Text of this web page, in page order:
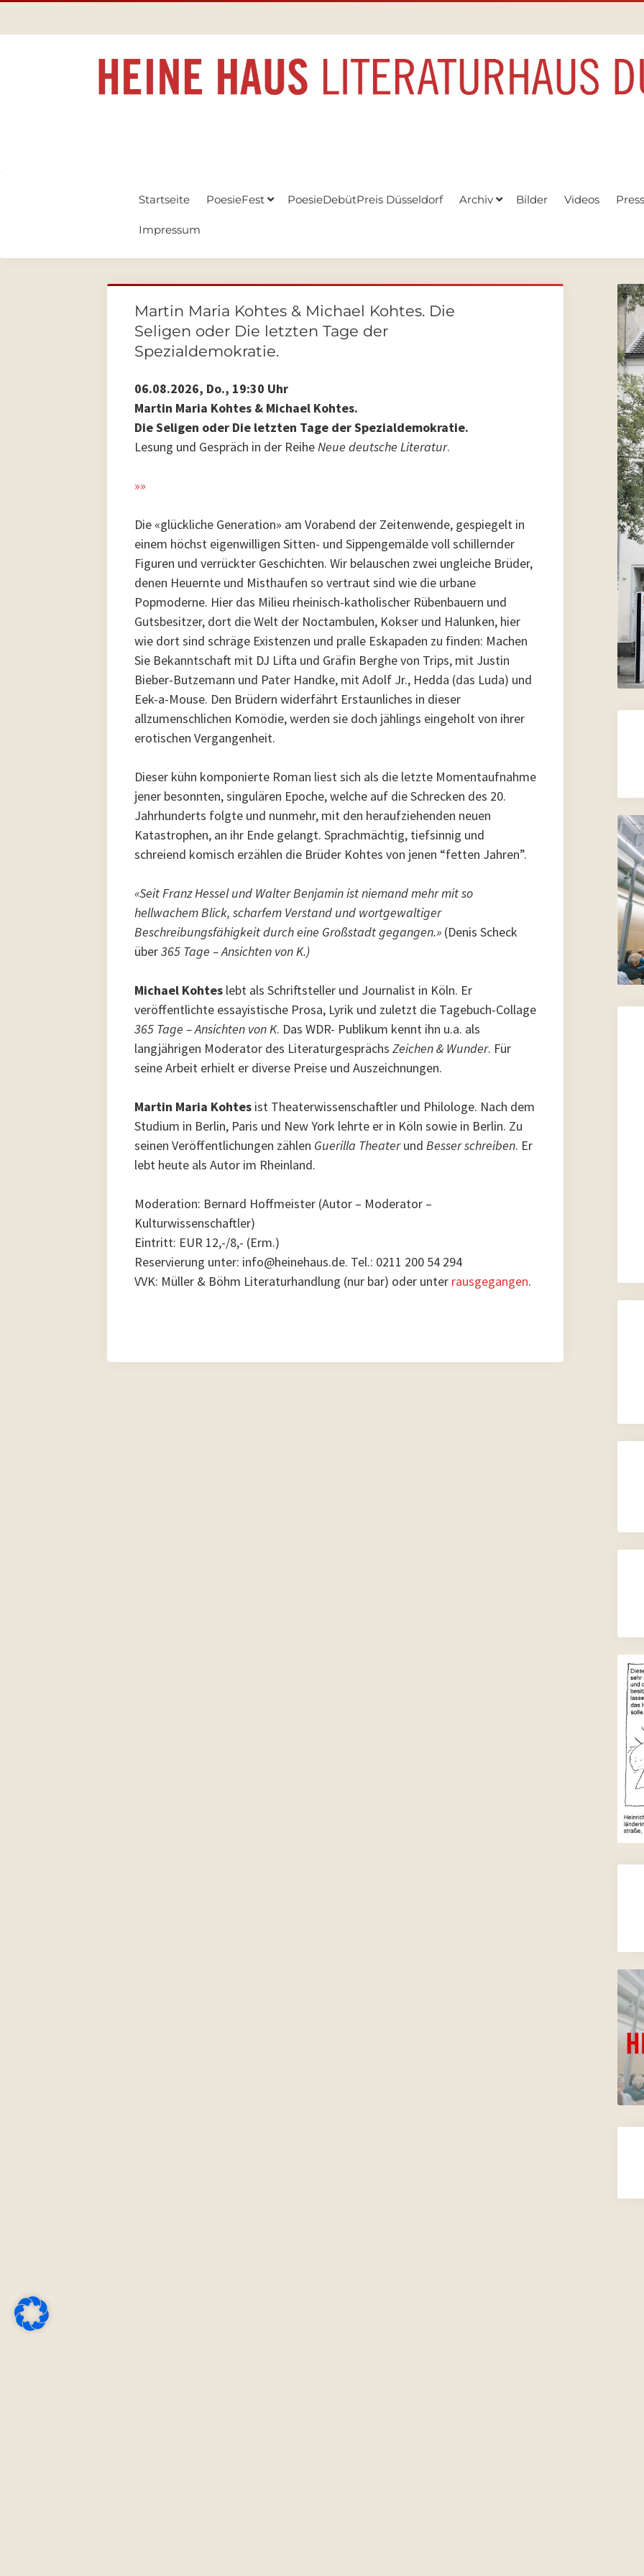
Startseite PoesieFest PoesieDebütPreis Düsseldorf Archiv Bilder Videos
Impressum
Martin Maria Kohtes & Michael Kohtes. Die
Seligen oder Die letzten Tage der
Spezialdemokratie.
06.08.2026, Do., 19:30 Uhr
Martin Maria Kohtes& Michael Kohtes.
Die Seligen oder Die letzten Tage der Spezialdemokratie.
Lesung und Gespräch in der Reihe Neue deutsche Literatur.
»»
Die «glückliche Generation» am Vorabend der Zeitenwende, gespiegelt in
einem höchst eigenwilligen Sitten- und Sippengemälde voll schillernder
Figuren und verrückter Geschichten. Wir belauschen zwei ungleiche Brüder,
denen Heuernte und Misthaufen so vertraut sind wie die urbane
Popmoderne. Hier das Milieu rheinisch-katholischer Rübenbauern und
Gutsbesitzer, dort die Welt der Noctambulen, Kokser und Halunken, hier
wie dort sind schräge Existenzen und pralle Eskapaden zu finden: Machen
Sie Bekanntschaft mit DJ Lifta und Gräfin Berghe von Trips, mit Justin
Bieber-Butzemann und Pater Handke, mit Adolf Jr., Hedda (das Luda) und
Eek-a-Mouse. Den Brüdern widerfährt Erstaunliches in dieser
allzumenschlichen Komödie, werden sie doch jählings eingeholt von ihrer
erotischen Vergangenheit.
Dieser kühn komponierte Roman liest sich als die letzte Momentaufnahme
jener besonnten, singulären Epoche, welche auf die Schrecken des 20.
Jahrhunderts folgte und nunmehr, mit den heraufziehenden neuen
Katastrophen, an ihr Ende gelangt. Sprachmächtig, tiefsinnig und
schreiend komisch erzählen die Brüder Kohtes von jenen “fetten Jahren”.
«Seit Franz Hessel und Walter Benjamin ist niemand mehr mit so
hellwachem Blick, scharfem Verstand und wortgewaltiger
Beschreibungsfähigkeit durch eine Großstadt gegangen.»(Denis Scheck
über365 Tage – Ansichten von K.)
Michael Kohtes lebt als Schriftsteller und Journalist in Köln. Er
veröffentlichte essayistische Prosa, Lyrik und zuletzt die Tagebuch-Collage
365 Tage – Ansichten von K. Das WDR- Publikum kennt ihn u.a. als
langjährigen Moderator des Literaturgesprächs Zeichen & Wunder. Für
seine Arbeit erhielt er diverse Preise und Auszeichnungen.
Martin Maria Kohtes ist Theaterwissenschaftler und Philologe. Nach dem
Studium in Berlin, Paris und New York lehrte er in Köln sowie in Berlin. Zu
seinen Veröffentlichungen zählen Guerilla Theaterund Besser schreiben. Er
lebt heute als Autor im Rheinland.
Moderation: Bernard Hoffmeister (Autor – Moderator –
Kulturwissenschaftler)
Eintritt: EUR 12,-/8,- (Erm.)
Reservierung unter: info@heinehaus.de. Tel.: 0211 200 54 294
VVK: Müller & Böhm Literaturhandlung (nur bar) oder unter rausgegangen.